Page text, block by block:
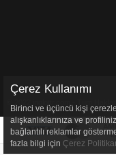
Çerez Kullanımı
Birinci ve üçüncü kişi
alışkanlıklarınıza ve
bağlantılı reklamlar
fazla bilgi için Çerez